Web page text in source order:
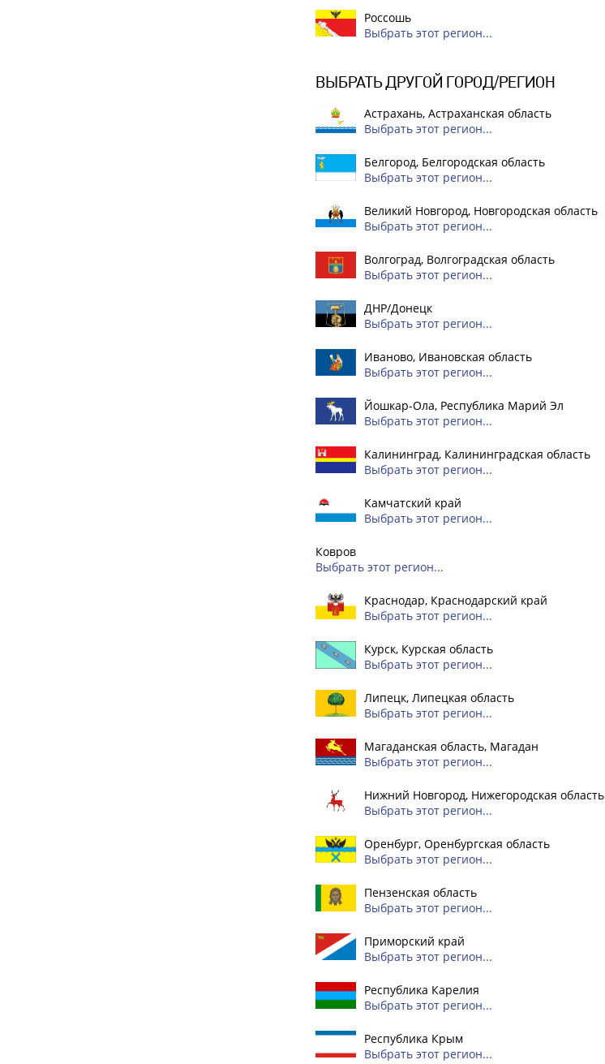
Россошь
Выбрать этот регион...
ВЫБРАТЬ ДРУГОЙ ГОРОД/РЕГИОН
Астрахань, Астраханская область
Выбрать этот регион...
Белгород, Белгородская область
Выбрать этот регион...
Великий Новгород, Новгородская область
Выбрать этот регион...
Волгоград, Волгоградская область
Выбрать этот регион...
ДНР/Донецк
Выбрать этот регион...
Иваново, Ивановская область
Выбрать этот регион...
Йошкар-Ола, Республика Марий Эл
Выбрать этот регион...
Калининград, Калининградская область
Выбрать этот регион...
Камчатский край
Выбрать этот регион...
Ковров
Выбрать этот регион...
Краснодар, Краснодарский край
Выбрать этот регион...
Курск, Курская область
Выбрать этот регион...
Липецк, Липецкая область
Выбрать этот регион...
Магаданская область, Магадан
Выбрать этот регион...
Нижний Новгород, Нижегородская область
Выбрать этот регион...
Оренбург, Оренбургская область
Выбрать этот регион...
Пензенская область
Выбрать этот регион...
Приморский край
Выбрать этот регион...
Республика Карелия
Выбрать этот регион...
Республика Крым
Выбрать этот регион...